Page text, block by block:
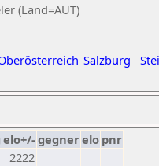
(Land=AUT)
Salzburg
elo+/-gegnerelo pnr
2222